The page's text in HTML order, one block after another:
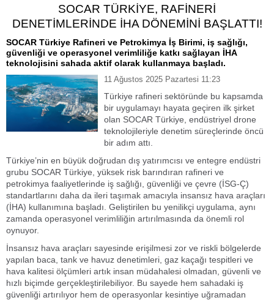
SOCAR TÜRKİYE, RAFİNERİ
DENETİMLERİNDE İHA DÖNEMİNİ BAŞLATTI!
SOCAR Türkiye Rafineri ve Petrokimya İş Birimi, iş sağlığı,
güvenliği ve operasyonel verimliliğe katkı sağlayan İHA
teknolojisini sahada aktif olarak kullanmaya başladı.
11 Ağustos 2025 Pazartesi 11:23
Türkiye rafineri sektöründe bu kapsamda
bir uygulamayı hayata geçiren ilk şirket
olan SOCAR Türkiye, endüstriyel drone
teknolojileriyle denetim süreçlerinde öncü
bir adım attı.
Türkiye’nin en büyük doğrudan dış yatırımcısı ve entegre endüstri
grubu SOCAR Türkiye, yüksek risk barındıran rafineri ve
petrokimya faaliyetlerinde iş sağlığı, güvenliği ve çevre (İSG-Ç)
standartlarını daha da ileri taşımak amacıyla insansız hava araçları
(İHA) kullanımına başladı. Geliştirilen bu yenilikçi uygulama, aynı
zamanda operasyonel verimliliğin artırılmasında da önemli rol
oynuyor.
İnsansız hava araçları sayesinde erişilmesi zor ve riskli bölgelerde
yapılan baca, tank ve havuz denetimleri, gaz kaçağı tespitleri ve
hava kalitesi ölçümleri artık insan müdahalesi olmadan, güvenli ve
hızlı biçimde gerçekleştirilebiliyor. Bu sayede hem sahadaki iş
güvenliği artırılıyor hem de operasyonlar kesintiye uğramadan